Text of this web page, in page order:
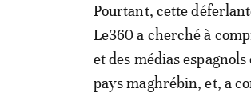
Pourtant, cette
Le360 a cherché à
et des médias
pays maghrébin, et, a